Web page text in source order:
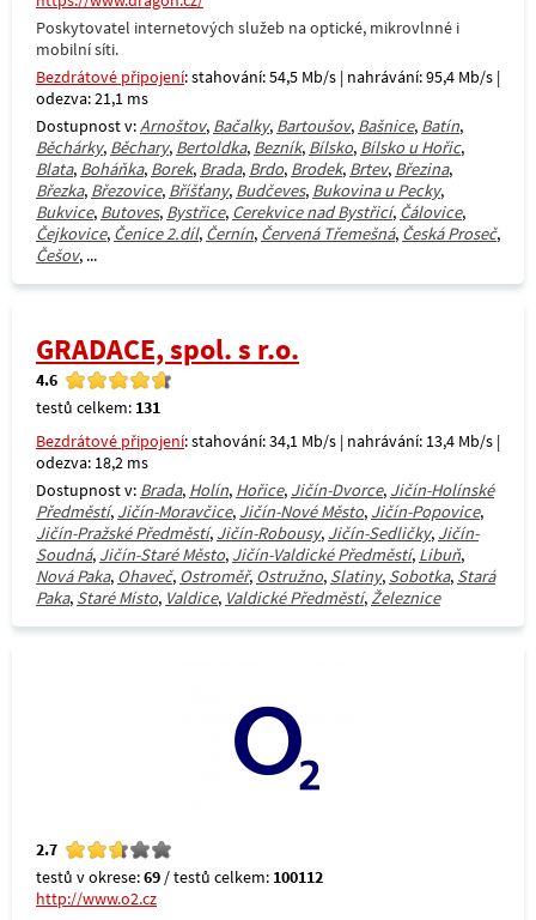
Poskytovatel internetových služeb na optické, mikrovlnné i
mobilní síti.
Bezdrátové připojení: stahování: 54,5 Mb/s | nahrávání: 95,4 Mb/s |
odezva: 21,1 ms
Dostupnost v:Arnoštov, Bačalky, Bartoušov, Bašnice, Batín,
Běchárky, Běchary, Bertoldka, Bezník, Bílsko, Bílsko u Hořic,
Blata, Boháňka, Borek, Brada, Brdo, Brodek, Brtev, Březina,
Březka, Březovice, Bříšťany, Budčeves, Bukovina u Pecky,
Bukvice, Butoves, Bystřice, Cerekvice nad Bystřicí, Čálovice,
Čejkovice, Čenice 2.díl, Černín, Červená Třemešná, Česká Proseč,
Češov, ...
GRADACE, spol. s r.o.
4.6
testů celkem: 131
Bezdrátové připojení: stahování: 34,1 Mb/s | nahrávání: 13,4 Mb/s |
odezva: 18,2 ms
Dostupnost v: Brada, Holín, Hořice, Jičín-Dvorce, Jičín-Holínské
Předměstí, Jičín-Moravčice, Jičín-Nové Město, Jičín-Popovice,
Jičín-Pražské Předměstí, Jičín-Robousy, Jičín-Sedličky, Jičín-
Soudná, Jičín-Staré Město, Jičín-Valdické Předměstí, Libuň,
Nová Paka, Ohaveč, Ostroměř, Ostružno, Slatiny, Sobotka, Stará
Paka, Staré Místo, Valdice, Valdické Předměstí,Železnice
2.7
testů v okrese:69 / testů celkem: 100112
http://www.o2.cz